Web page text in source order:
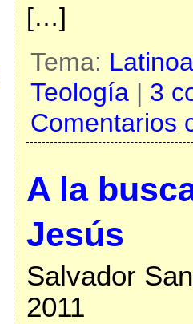
[…]
Tema:
Teología| 3
Comentarios
A la
Jesús
Salvador
2011